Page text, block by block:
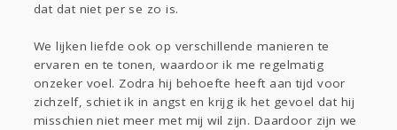
dat dat niet per se zo is.
We lijken liefde ook op verschillende manieren te
ervaren en te tonen, waardoor ik me regelmatig
onzeker voel. Zodra hij behoefte heeft aan tijd voor
zichzelf, schiet ik in angst en krijg ik het gevoel dat hij
misschien niet meer met mij wil zijn. Daardoor zijn we